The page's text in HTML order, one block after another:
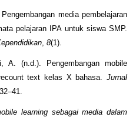
media pembelajaran
pelajaran IPA untuk siswa SMP.
8(1).
(n.d.). Pengembangan mobile
text kelas X bahasa. Jurnal
learning sebagai media dalam